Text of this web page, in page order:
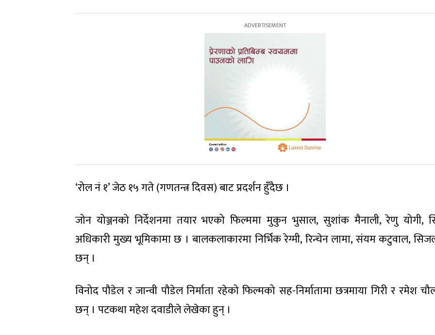
‘रोल नं १’ जेठ १५ गते (गणतन्त्र दिवस) बाट प्रदर्शन हुँदैछ ।
जोन योञ्जनको निर्देशनमा तयार भएको फिल्ममा मुकुन भुसाल, सुशांक मैनाली, रेणु योगी,
अधिकारी मुख्य भूमिकामा छ । बालकलाकारमा निर्भिक रेग्मी, रिन्चेन लामा, संयम कटुवाल,
छन् ।
विनोद पौडेल र जान्वी पौडेल निर्माता रहेको फिल्मको सह-निर्मातामा छत्रमाया गिरी र रमेश
छन् । पटकथा महेश दवाडीले लेखेका हुन् ।